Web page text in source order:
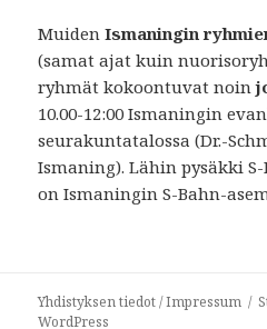
Muiden Ismaningin
(samat ajat kuin
ryhmät kokoontuvat noin
10.00-12:00 Ismaningin
seurakuntatalossa (Dr.-
Ismaning). Lähin pysäkki
on Ismaningin S-Bahn-
Yhdistyksen tiedot / Impressum
WordPress